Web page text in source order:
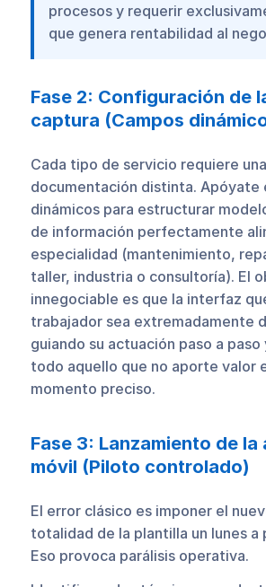
procesos y requerir
que genera rentabilidad al
Fase 2: Configuración de
captura (Campos
Cada tipo de servicio requiere una
documentación distinta. Apóyate
dinámicos para estructurar
de información perfectamente
especialidad (mantenimiento,
taller, industria o consultoría). El
innegociable es que la interfaz
trabajador sea extremadamente
guiando su actuación paso a
todo aquello que no aporte valor
momento preciso.
Fase 3: Lanzamiento de la
móvil (Piloto controlado)
El error clásico es imponer el
totalidad de la plantilla un lunes a
Eso provoca parálisis operativa.